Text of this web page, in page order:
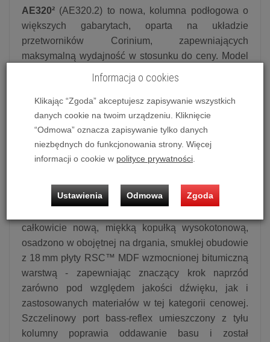
AE320² (AE320.2) to nowa, kolumna podłogowa o
większych gabarytach, oparta na układzie
przetworników Corinium, zapewniających
maksymalną wydajność w stosunku do ceny. Model
AE320² przeznaczony jest do pomieszczeń o
średniej i dużej powierzchni, łączy całkowicie nową
konstrukcję obudowy i przetworniki, oferując
znacznie lepsze osiągi we wszystkich zakresach,
przy zachowaniu konkurencyjnej ceny poprzedniego
modelu.
basowo‑średniotonowe z mieszanki papieru i
włókien kokosowych, opracowane w oparciu o
całkowicie nową, miękką kopułką wysokotonową,
osadzono w obojętnej na drgania, smukłej obudowie
z 18 mm płyty RSC™ MDF wzmocnionej bitumiczną
warstwą - zapewniając znaczący krok naprzód
zarówno pod względem jakości dźwięku, jak i
zastosowanych materiałów w tej kategorii cenowej.
Szczelinowy port bass‑reflex umieszczony z tyłu
kolumny poprawia oddawanie basu i został
Informacja o cookies
Klikając “Zgoda” akceptujesz zapisywanie wszystkich
danych cookie na twoim urządzeniu. Kliknięcie
“Odmowa” oznacza zapisywanie tylko danych
niezbędnych do funkcjonowania strony. Więcej
informacji o cookie w polityce prywatności.
Ustawienia Odmowa Zgoda